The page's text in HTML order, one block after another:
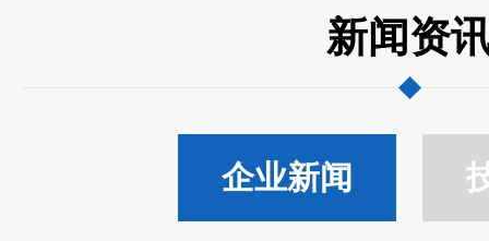
新闻资
企业新闻